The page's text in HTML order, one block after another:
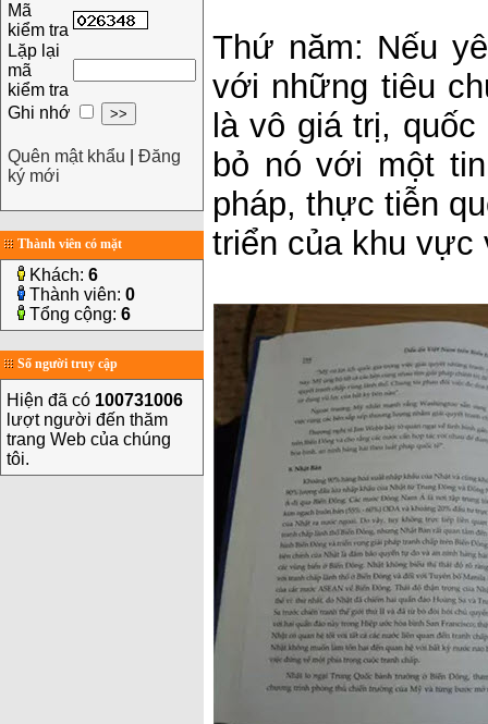
Mã
kiểm tra
Lặp lại
mã
kiểm tra
Ghi nhớ
Quên mật khẩu
Đăng
ký mới
Thành viên có mặt
Khách: 6
Thành viên: 0
Tổng cộng: 6
Số người truy cập
Hiện đã có 100731006
lượt người đến thăm
trang Web của chúng
tôi.
Thứ năm: Nếu
với những tiêu
là vô giá trị,
bỏ nó với một
pháp, thực tiễn
triển của khu vực